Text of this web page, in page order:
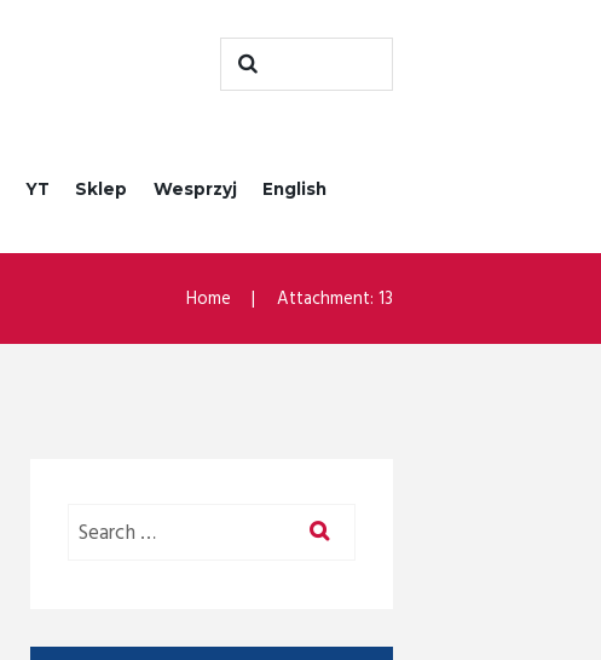
YT Sklep Wesprzyj English
Home Attachment: 13